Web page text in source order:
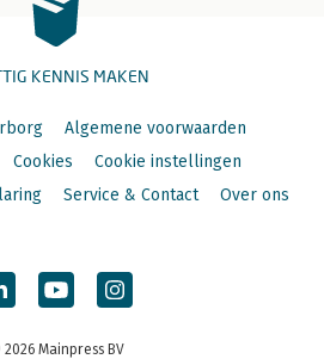
KENNIS MAKEN
Algemene voorwaarden
Cookies
Cookie instellingen
Service & Contact Over ons
Mainpress BV